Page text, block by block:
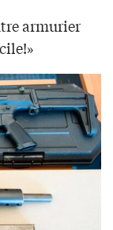
armurier